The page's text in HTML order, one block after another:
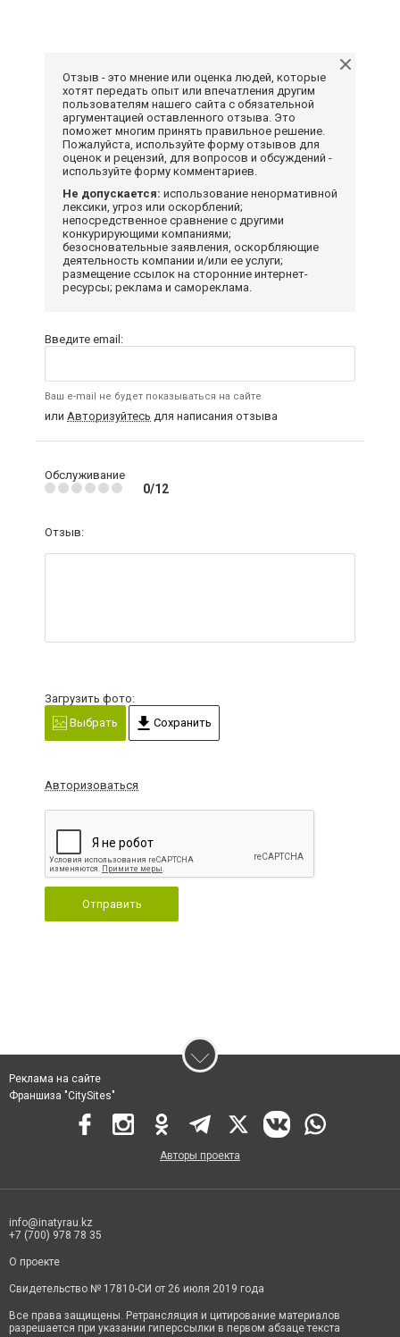
Отзыв - это мнение или оценка людей, которые
хотят передать опыт или впечатления другим
пользователям нашего сайта с обязательной
аргументацией оставленного отзыва. Это
поможет многим принять правильное решение.
Пожалуйста, используйте форму отзывов для
оценок и рецензий, для вопросов и обсуждений -
используйте форму комментариев.
Не допускается: использование ненормативной
лексики, угроз или оскорблений;
непосредственное сравнение с другими
конкурирующими компаниями;
безосновательные заявления, оскорбляющие
деятельность компании и/или ее услуги;
размещение ссылок на сторонние интернет-
ресурсы; реклама и самореклама.
Введите email:
Ваш e-mail не будет показываться на сайте
или Авторизуйтесь для написания отзыва
Обслуживание
0/12
Отзыв:
Загрузить фото:
Выбрать
Сохранить
Авторизоваться
Отправить
Реклама на сайте
Франшиза "CitySites"
Авторы проекта
info@inatyrau.kz
+7 (700) 978 78 35
О проекте
Свидетельство № 17810-СИ от 26 июля 2019 года
Все права защищены. Ретрансляция и цитирование материалов
разрешается при указании гиперссылки в первом абзаце текста